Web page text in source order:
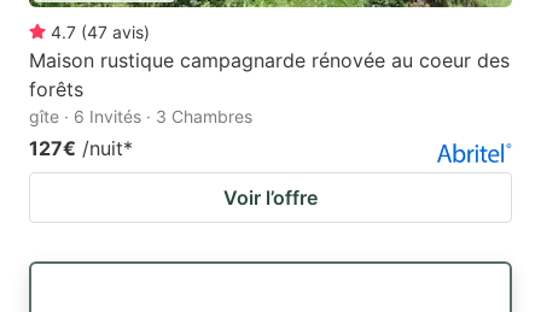
4.7 (47 avis)
Maison rustique campagnarde rénovée au coeur des
forêts
gîte · 6 Invités · 3 Chambres
127€ /nuit*
Voir l’offre